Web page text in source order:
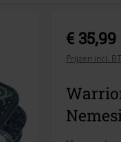
€ 35,99
Prijzen incl.